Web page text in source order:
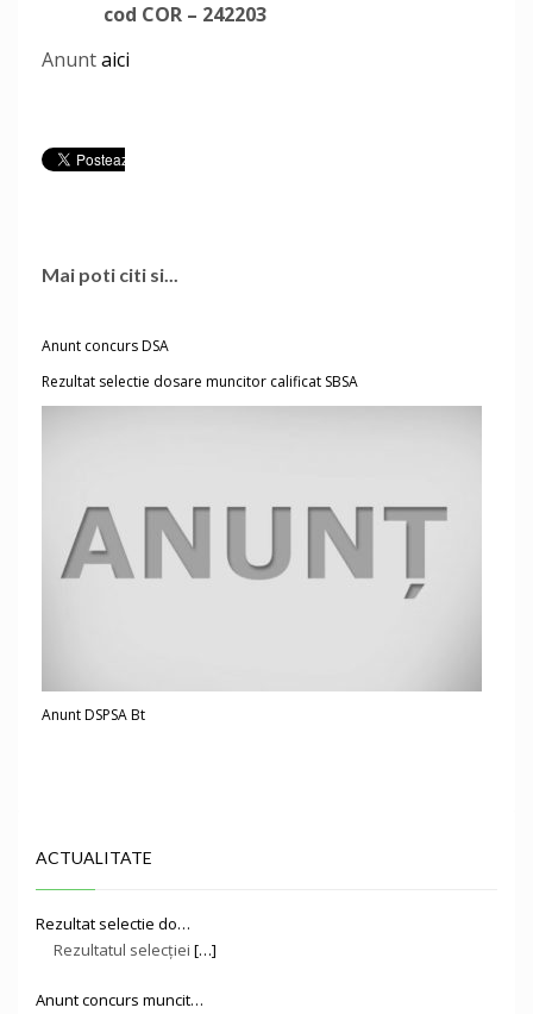
cod COR – 242203
Anuntaici
Mai poti citi si...
Anunt concurs DSA
Rezultat selectie dosare muncitor calificat SBSA
Anunt DSPSA Bt
ACTUALITATE
Rezultat selectie do…
Rezultatul selecției […]
Anunt concurs muncit…